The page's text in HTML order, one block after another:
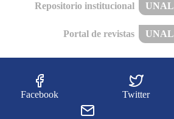
Repositorio institucional UNAL
Portal de revistas UNAL
Facebook Twitter